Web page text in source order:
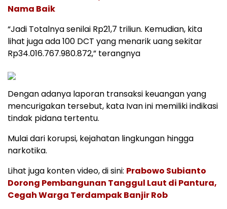
Nama Baik
“Jadi Totalnya senilai Rp21,7 triliun. Kemudian, kita
lihat juga ada 100 DCT yang menarik uang sekitar
Rp34.016.767.980.872,” terangnya
Dengan adanya laporan transaksi keuangan yang
mencurigakan tersebut, kata Ivan ini memiliki indikasi
tindak pidana tertentu.
Mulai dari korupsi, kejahatan lingkungan hingga
narkotika.
Lihat juga konten video, di sini: Prabowo Subianto
Dorong Pembangunan Tanggul Laut di Pantura,
Cegah Warga Terdampak Banjir Rob